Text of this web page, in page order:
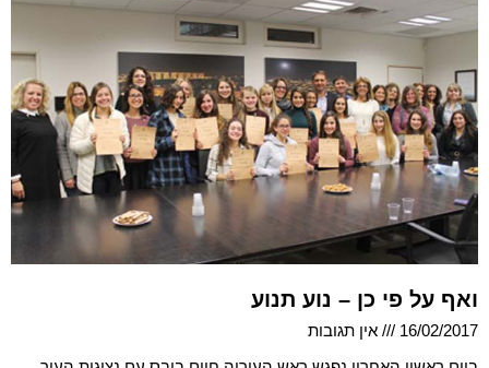
ואף על פי כן – נוע תנוע
16/02/2017
אין תגובות